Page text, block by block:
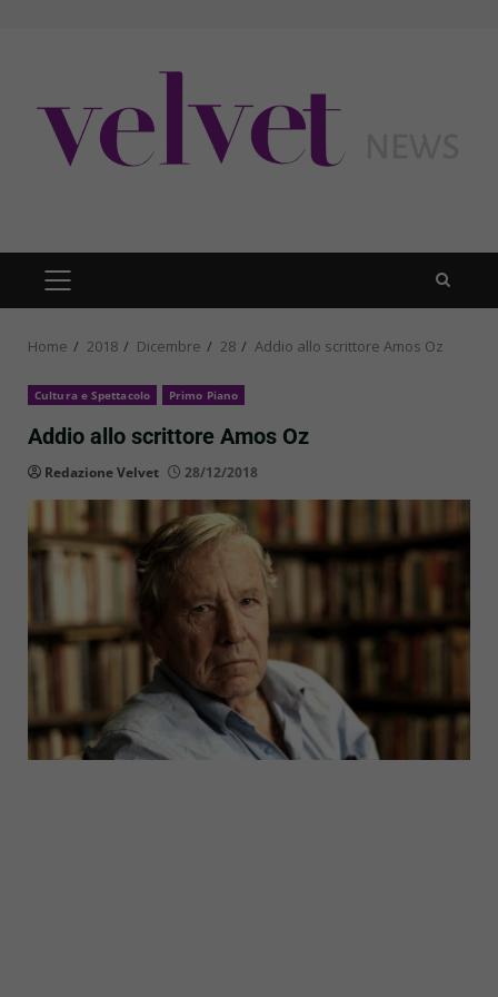
PRIMARY
MENU
Home 2018 Dicembre 28 Addio allo scrittore Amos Oz
Cultura e Spettacolo Primo Piano
Addio allo scrittore Amos Oz
Redazione Velvet 28/12/2018